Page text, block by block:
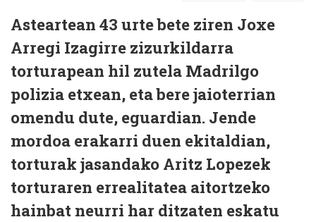
Asteartean 43 urte bete ziren Joxe
Arregi Izagirre zizurkildarra
torturapean hil zutela Madrilgo
polizia etxean, eta bere jaioterrian
omendu dute, eguardian. Jende
mordoa erakarri duen ekitaldian,
torturak jasandako Aritz Lopezek
torturaren errealitatea aitortzeko
hainbat neurri har ditzaten eskatu